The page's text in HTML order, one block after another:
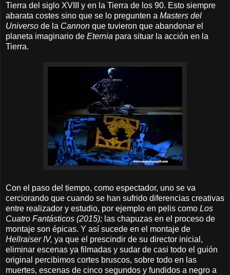
Tierra del siglo XVIII y en la Tierra de los 90. Esto siempre
abarata costes sino que se lo pregunten a Masters del
Universo de la Cannon que tuvieron que abandonar el
planeta imaginario de Eternia para situar la acción en la
Tierra.
Con el paso del tiempo, como espectador, uno se va
cerciorando que cuando se han sufrido diferencias creativas
entre realizador y estudio, por ejemplo en pelis como Los
Cuatro Fantásticos (2015); las chapuzas en el proceso de
montaje son épicas. Y así sucede en el montaje de
Hellraiser IV, ya que el prescindir de su director inicial,
eliminar escenas ya filmadas y sudar de casi todo el guión
original percibimos cortes bruscos, sobre todo en las
muertes, escenas de cinco segundos y fundidos a negro a